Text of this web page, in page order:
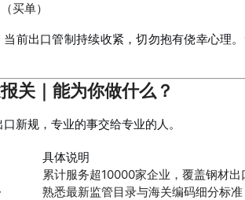
买单）
当前出口管制持续收紧，切勿抱有侥幸心理
关｜能为你做什么？
新规，专业的事交给专业的人。
具体说明
累计服务超10000家企业，覆盖钢材
熟悉最新监管目录与海关编码细分标